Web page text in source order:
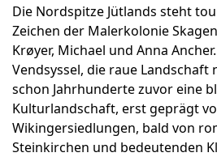
Die Nordspitze Jütlands steht
Zeichen der Malerkolonie
Krøyer, Michael und Anna
Vendsyssel, die raue Landschaft
schon Jahrhunderte zuvor eine
Kulturlandschaft, erst geprägt
Wikingersiedlungen, bald von
Steinkirchen und bedeutenden